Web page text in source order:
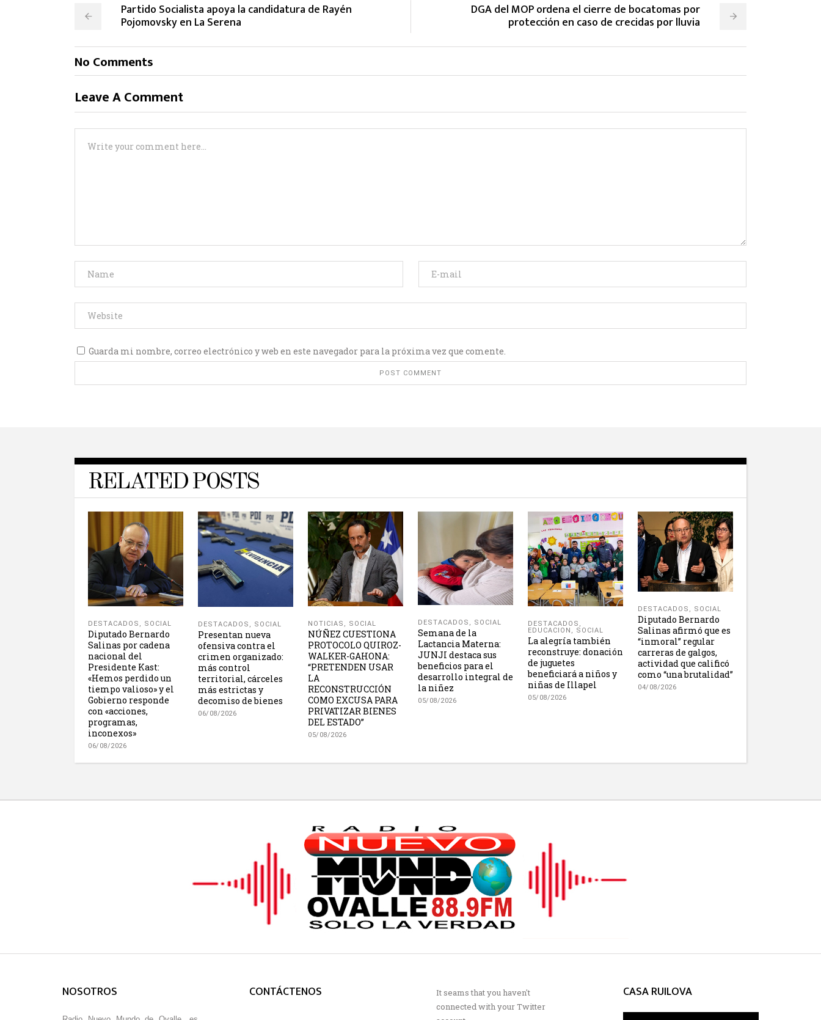
Partido Socialista apoya la candidatura de Rayén
Pojomovsky en La Serena
DGA del MOP ordena el cierre de bocatomas por
protección en caso de crecidas por lluvia
No Comments
Leave A Comment
Guarda mi nombre, correo electrónico y web en este navegador para la próxima vez que comente.
RELATED POSTS
DESTACADOS , SOCIAL
Diputado Bernardo
Salinas por cadena
nacional del
Presidente Kast:
«Hemos perdido un
tiempo valioso» y el
Gobierno responde
con «acciones,
programas,
inconexos»
06/08/2026
DESTACADOS , SOCIAL
Presentan nueva
ofensiva contra el
crimen organizado:
más control
territorial, cárceles
más estrictas y
decomiso de bienes
06/08/2026
NOTICIAS , SOCIAL
NÚÑEZ CUESTIONA
PROTOCOLO QUIROZ-
WALKER-GAHONA:
“PRETENDEN USAR
LA
RECONSTRUCCIÓN
COMO EXCUSA PARA
PRIVATIZAR BIENES
DEL ESTADO”
05/08/2026
DESTACADOS , SOCIAL
Semana de la
Lactancia Materna:
JUNJI destaca sus
beneficios para el
desarrollo integral de
la niñez
05/08/2026
DESTACADOS ,
EDUCACION , SOCIAL
La alegría también
reconstruye: donación
de juguetes
beneficiará a niños y
niñas de Illapel
05/08/2026
DESTACADOS , SOCIAL
Diputado Bernardo
Salinas afirmó que es
“inmoral” regular
carreras de galgos,
actividad que calificó
como “una brutalidad”
04/08/2026
NOSOTROS CONTÁCTENOS
It seams that you haven't
connected with your Twitter
CASA RUILOVA